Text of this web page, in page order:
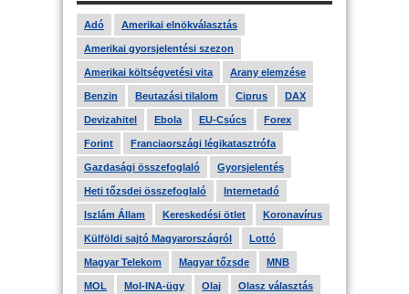
Adó Amerikai elnökválasztás
Amerikai gyorsjelentési szezon
Amerikai költségvetési vita Arany elemzése
Benzin Beutazási tilalom Ciprus DAX
Devizahitel Ebola EU-Csúcs Forex
Forint Franciaországi légikatasztrófa
Gazdasági összefoglaló Gyorsjelentés
Heti tőzsdei összefoglaló Internetadó
Iszlám Állam Kereskedési ötlet Koronavírus
Külföldi sajtó Magyarországról Lottó
Magyar Telekom Magyar tőzsde MNB
MOL Mol-INA-ügy Olaj Olasz választás